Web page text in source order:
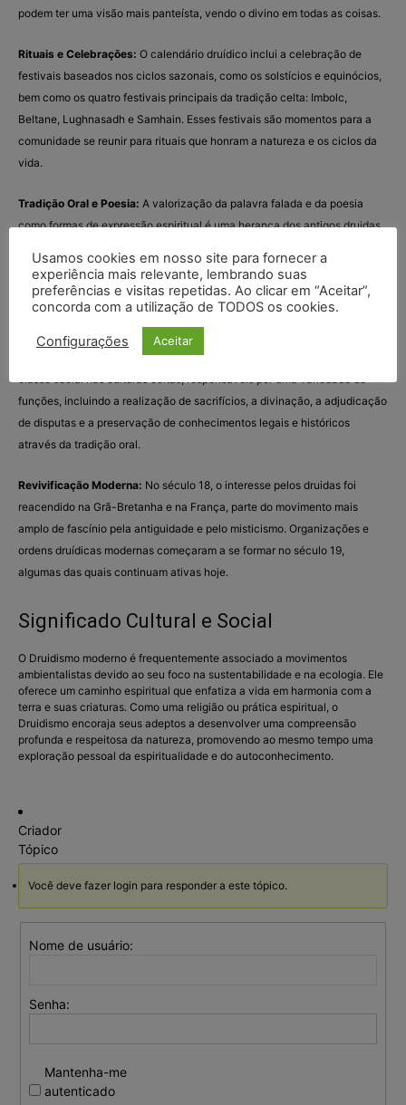
podem ter uma visão mais panteísta, vendo o divino em todas as coisas.
Rituais e Celebrações: O calendário druídico inclui a celebração de
festivais baseados nos ciclos sazonais, como os solstícios e equinócios,
bem como os quatro festivais principais da tradição celta: Imbolc,
Beltane, Lughnasadh e Samhain. Esses festivais são momentos para a
comunidade se reunir para rituais que honram a natureza e os ciclos da
vida.
Tradição Oral e Poesia: A valorização da palavra falada e da poesia
como formas de expressão espiritual é uma herança dos antigos druidas,
histórias.
Origens e História
Historicamente, os druidas eram membros de uma alta
funções, incluindo a realização de sacrifícios, a divinação, a adjudicação
de disputas e a preservação de conhecimentos legais e históricos
através da tradição oral.
Revivificação Moderna: No século 18, o interesse pelos druidas foi
reacendido na Grã-Bretanha e na França, parte do movimento mais
amplo de fascínio pela antiguidade e pelo misticismo. Organizações e
ordens druídicas modernas começaram a se formar no século 19,
algumas das quais continuam ativas hoje.
Significado Cultural e Social
O Druidismo moderno é frequentemente associado a movimentos
ambientalistas devido ao seu foco na sustentabilidade e na ecologia. Ele
oferece um caminho espiritual que enfatiza a vida em harmonia com a
terra e suas criaturas. Como uma religião ou prática espiritual, o
Druidismo encoraja seus adeptos a desenvolver uma compreensão
profunda e respeitosa da natureza, promovendo ao mesmo tempo uma
exploração pessoal da espiritualidade e do autoconhecimento.
Criador
Tópico
Você deve fazer login para responder a este tópico.
Nome de usuário:
Senha:
Mantenha-me
autenticado
Usamos cookies em nosso site para fornecer a
experiência mais relevante, lembrando suas
preferências e visitas repetidas. Ao clicar em “Aceitar”,
concorda com a utilização de TODOS os cookies.
Configurações Aceitar